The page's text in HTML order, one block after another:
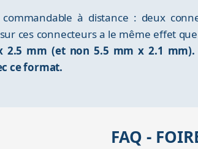
commandable à distance : deux
ces connecteurs a le même effet
2.5 mm (et non 5.5 mm x 2.1
ce format.
FAQ -